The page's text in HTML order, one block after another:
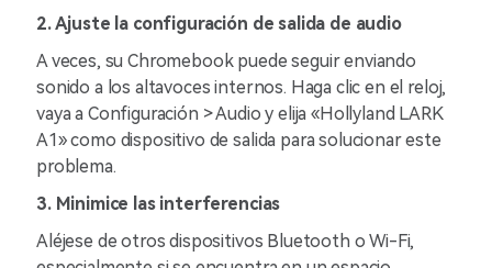
2. Ajuste la configuración de salida de audio
A veces, su Chromebook puede seguir enviando
sonido a los altavoces internos. Haga clic en el reloj,
vaya a Configuración > Audio y elija «Hollyland LARK
A1» como dispositivo de salida para solucionar este
problema.
3. Minimice las interferencias
Aléjese de otros dispositivos Bluetooth o Wi-Fi,